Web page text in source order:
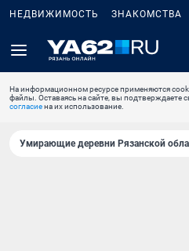
НЕДВИЖИМОСТЬ ЗНАКОМСТВА
На информационном ресурсе применяются
файлы. Оставаясь на сайте, вы подтверждаете
согласиена их использование.
Умирающие деревни Рязанской